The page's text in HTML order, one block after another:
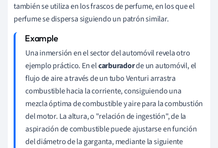
también se utiliza en los frascos de perfume, en los que el
perfume se dispersa siguiendo un patrón similar.
Una inmersión en el sector del automóvil revela otro
ejemplo práctico. En elcarburadorde un automóvil, el
flujo de aire a través de un tubo Venturi arrastra
combustible hacia la corriente, consiguiendo una
mezcla óptima de combustible y aire para la combustión
del motor. La altura, o "relación de ingestión", de la
aspiración de combustible puede ajustarse en función
del diámetro de la garganta, mediante la siguiente